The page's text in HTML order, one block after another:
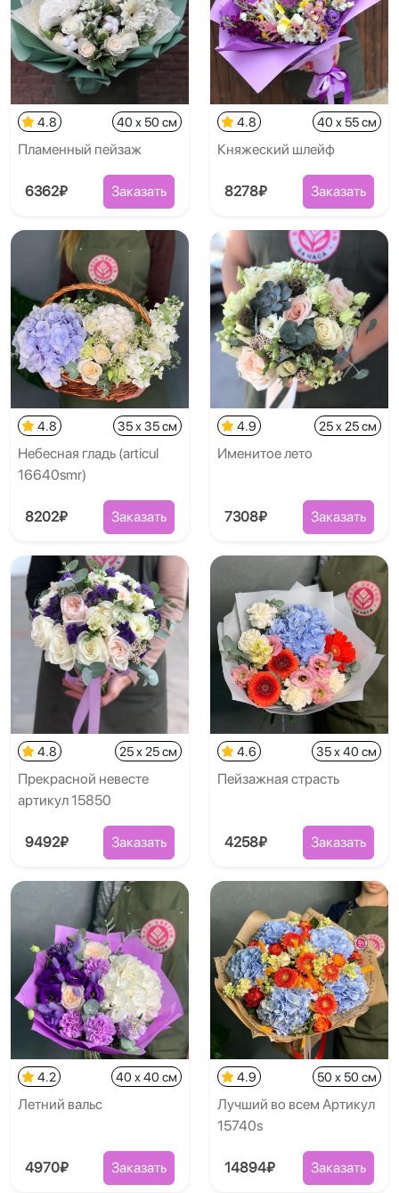
4.8 40 x 50 см
Пламенный пейзаж
6362₽ Заказать
4.8 40 x 55 см
Княжеский шлейф
8278₽ Заказать
4.8 35 x 35 см
Небесная гладь (articul
16640smr)
8202₽ Заказать
4.9 25 x 25 см
Именитое лето
7308₽ Заказать
4.8 25 x 25 см
Прекрасной невесте
артикул 15850
9492₽ Заказать
4.6 35 x 40 см
Пейзажная страсть
4258₽ Заказать
4.2 40 x 40 см
Летний вальс
4970₽ Заказать
4.9 50 x 50 см
Лучший во всем Артикул
15740s
14894₽ Заказать